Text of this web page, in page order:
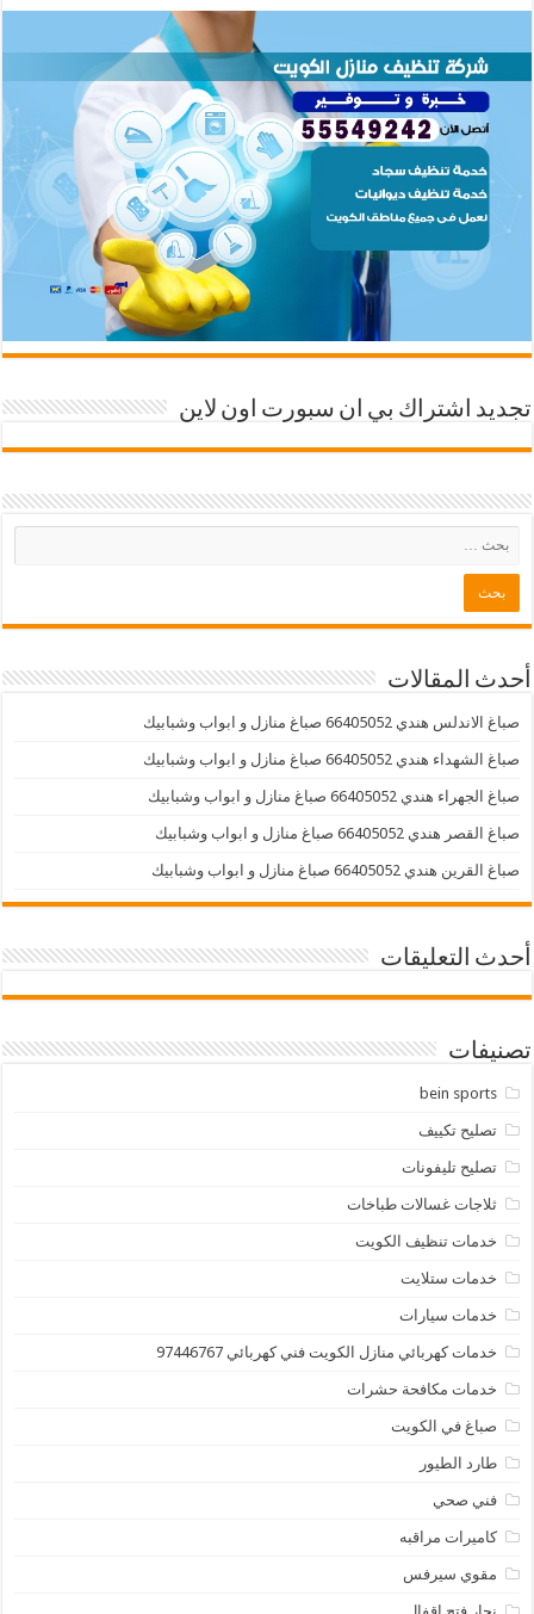
تجديد اشتراك بي ان سبورت اون لاين
أحدث المقالات
صباغ الاندلس هندي 66405052 صباغ منازل و ابواب وشبابيك
صباغ الشهداء هندي 66405052 صباغ منازل و ابواب وشبابيك
صباغ الجهراء هندي 66405052 صباغ منازل و ابواب وشبابيك
صباغ القصر هندي 66405052 صباغ منازل و ابواب وشبابيك
صباغ القرين هندي 66405052 صباغ منازل و ابواب وشبابيك
أحدث التعليقات
تصنيفات
bein sports
تصليح تكييف
تصليح تليفونات
ثلاجات غسالات طباخات
خدمات تنظيف الكويت
خدمات ستلايت
خدمات سيارات
خدمات كهربائي منازل الكويت فني كهربائي 97446767
خدمات مكافحة حشرات
صباغ في الكويت
طارد الطيور
فني صحي
كاميرات مراقبه
مقوي سيرفس